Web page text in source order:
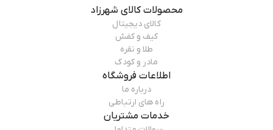
محصولاتکالای شهرزاد
کالای دیجیتال
کیف و کفش
طلا و نقره
مادر و کودک
اطلاعات فروشگاه
درباره ما
راه های ارتباطی
خدمات مشتریان